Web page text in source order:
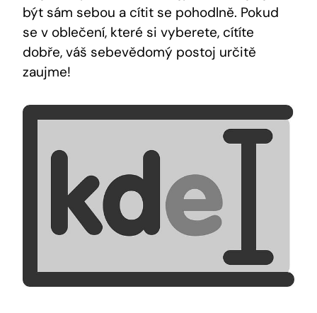
být sám sebou a cítit se pohodlně. Pokud
se v oblečení, které si vyberete, cítíte
dobře, váš sebevědomý postoj určitě
zaujme!